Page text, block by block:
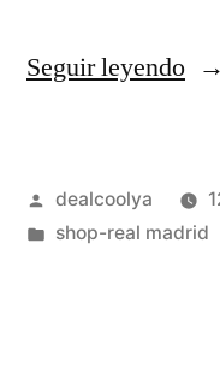
Seguir leyendo
Publicado
por
dealcoolya
Publicado
shop-real madrid